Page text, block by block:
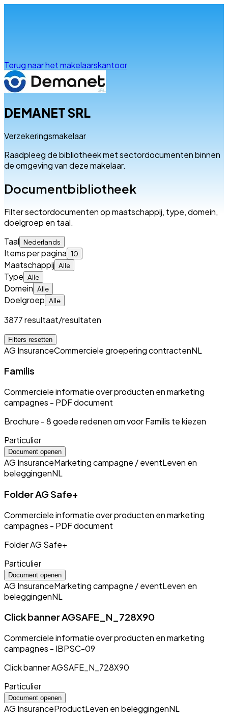
Terug naar het makelaarskantoor
DEMANET SRL
Verzekeringsmakelaar
Raadpleeg de bibliotheek met sectordocumenten binnen
de omgeving van deze makelaar.
Documentbibliotheek
Filter sectordocumenten op maatschappij, type, domein,
doelgroep en taal.
Taal Nederlands
Items per pagina 10
Maatschappij Alle
Type Alle
Domein Alle
Doelgroep Alle
3877 resultaat/resultaten
Filters resetten
AG InsuranceCommerciele groepering contractenNL
Familis
Commerciele informatie over producten en marketing
campagnes - PDF document
Brochure - 8 goede redenen om voor Familis te kiezen
Particulier
Document openen
AG InsuranceMarketing campagne / eventLeven en
beleggingenNL
Folder AG Safe+
Commerciele informatie over producten en marketing
campagnes - PDF document
Folder AG Safe+
Particulier
Document openen
AG InsuranceMarketing campagne / eventLeven en
beleggingenNL
Click banner AGSAFE_N_728X90
Commerciele informatie over producten en marketing
campagnes - IBPSC-09
Click banner AGSAFE_N_728X90
Particulier
Document openen
AG InsuranceProductLeven en beleggingenNL